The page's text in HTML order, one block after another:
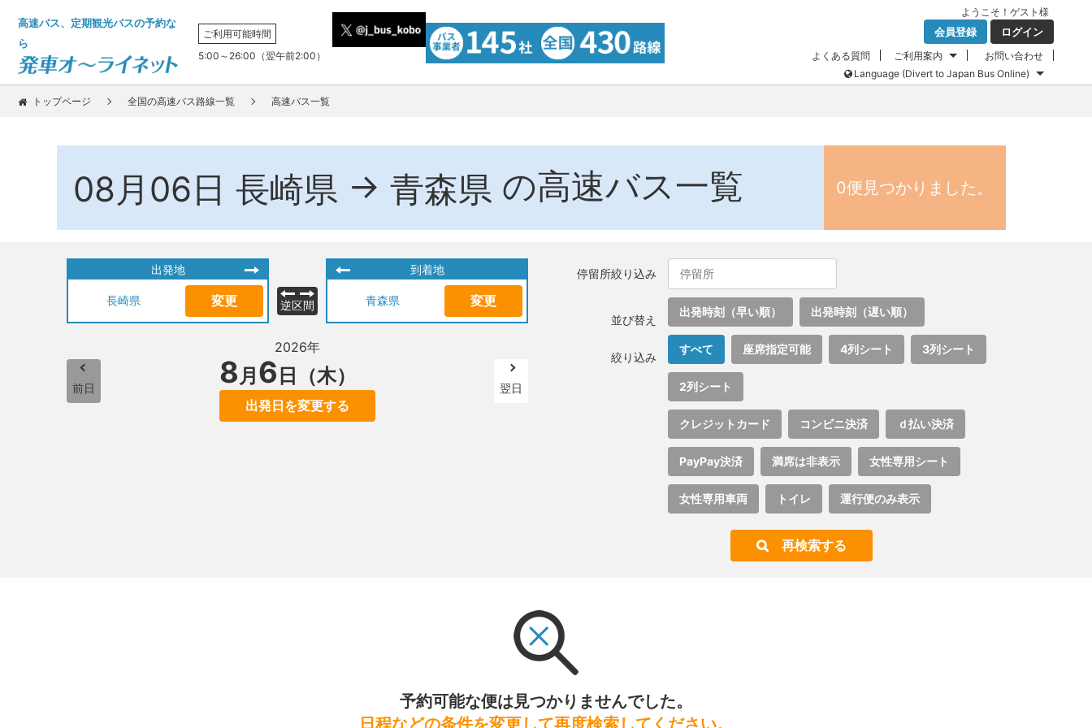
高速バス、定期観光バスの予約な
ら
ご利用可能時間
5:00～26:00（翌午前2:00）
ようこそ！ ゲスト 様
会員登録 ログイン
よくある質問 ご利用案内
お問い合わせ
Language (Divert to Japan Bus Online)
トップページ 全国の高速バス路線一覧 高速バス一覧
08月06日 長崎県 → 青森県 の高速バス一覧 0便見つかりました。
出発地
長崎県 変更 逆区間
到着地
青森県 変更
前日
2026年
8月 6 日（木）
出発日を変更する
翌日
停留所絞り込み
並び替え
出発時刻（早い順） 出発時刻（遅い順）
絞り込み
すべて 座席指定可能 4列シート 3列シート
2列シート
クレジットカード コンビニ決済 ｄ払い決済
PayPay決済 満席は非表示 女性専用シート
女性専用車両 トイレ 運行便のみ表示
再検索する
予約可能な便は見つかりませんでした。
日程などの条件を変更して再度検索してください。